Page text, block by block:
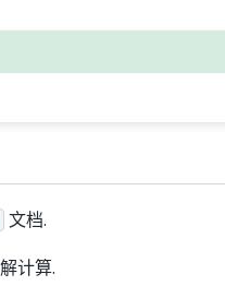
文档.
计算.